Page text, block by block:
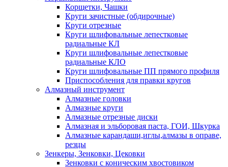
Корщетки, Чашки
Круги зачистные (обдирочные)
Круги отрезные
Круги шлифовальные лепестковые
радиальные КЛ
Круги шлифовальные лепестковые
радиальные КЛО
Круги шлифовальные ПП прямого профиля
Приспособления для правки кругов
Алмазный инструмент
Алмазные головки
Алмазные круги
Алмазные отрезные диски
Алмазная и эльборовая паста, ГОИ, Шкурка
Алмазные карандаши,иглы,алмазы в оправе,
резцы
Зенкеры, Зенковки, Цековки
Зенковки с коническим хвостовиком